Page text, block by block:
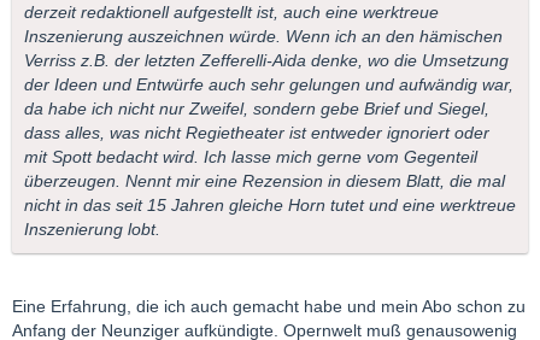
derzeit redaktionell aufgestellt ist, auch eine werktreue
Inszenierung auszeichnen würde. Wenn ich an den hämischen
Verriss z.B. der letzten Zefferelli-Aida denke, wo die Umsetzung
der Ideen und Entwürfe auch sehr gelungen und aufwändig war,
da habe ich nicht nur Zweifel, sondern gebe Brief und Siegel,
dass alles, was nicht Regietheater ist entweder ignoriert oder
mit Spott bedacht wird. Ich lasse mich gerne vom Gegenteil
überzeugen. Nennt mir eine Rezension in diesem Blatt, die mal
nicht in das seit 15 Jahren gleiche Horn tutet und eine werktreue
Inszenierung lobt.
Eine Erfahrung, die ich auch gemacht habe und mein Abo schon zu
Anfang der Neunziger aufkündigte. Opernwelt muß genausowenig